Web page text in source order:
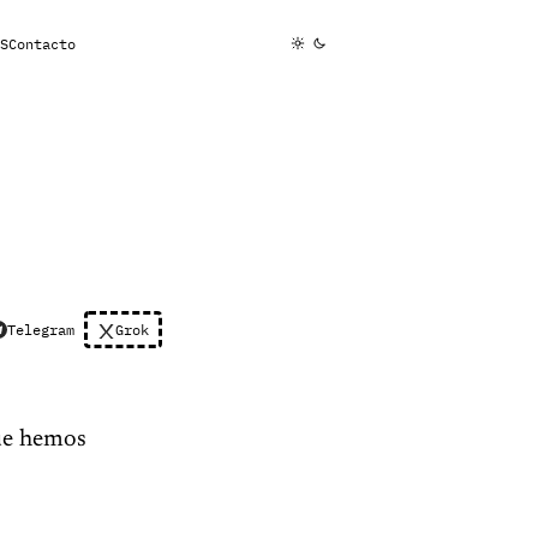
Contacto
Telegram Grok
hemos